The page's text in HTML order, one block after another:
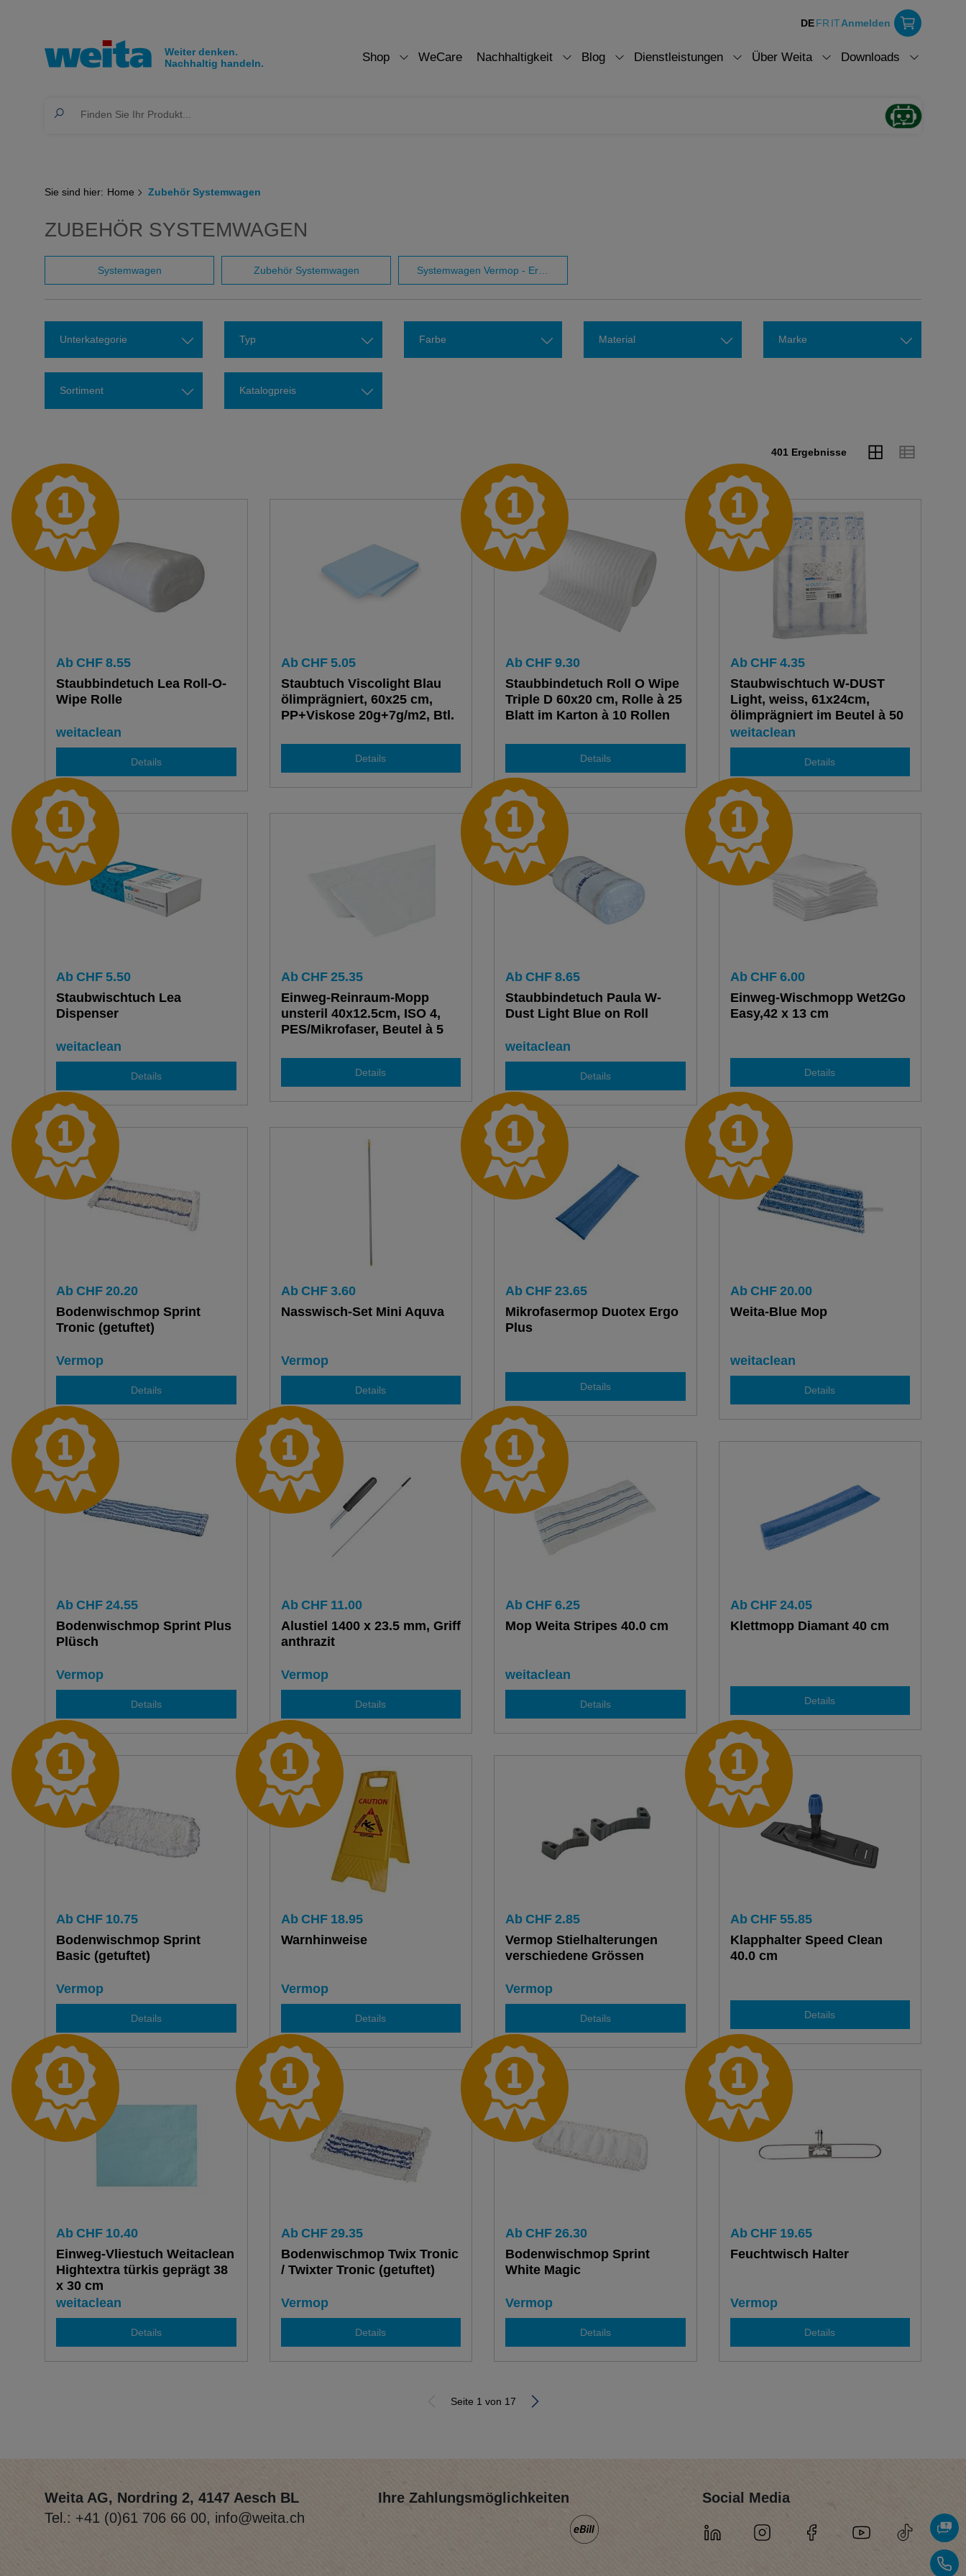
DEFR ITAnmelden
Shop WeCare Nachhaltigkeit Blog Dienstleistungen Über Weita Downloads
Sie sind hier: Home Zubehör Systemwagen
ZUBEHÖR SYSTEMWAGEN
Systemwagen Zubehör Systemwagen
Unterkategorie Typ Farbe Material Marke
Sortiment Katalogpreis
401 Ergebnisse
Ab CHF 8.55
Staubbindetuch Lea Roll-O-
Wipe Rolle
weitaclean
Details
Ab CHF 5.05
Staubtuch Viscolight Blau
ölimprägniert, 60x25 cm,
PP+Viskose 20g+7g/m2, Btl.
Details
Ab CHF 9.30
Staubbindetuch Roll O Wipe
Triple D 60x20 cm, Rolle à 25
Blatt im Karton à 10 Rollen
Details
Ab CHF 4.35
Staubwischtuch W-DUST
Light, weiss, 61x24cm,
ölimprägniert im Beutel à 50
Stück
weitaclean
Details
Ab CHF 5.50
Staubwischtuch Lea
Dispenser
weitaclean
Details
Ab CHF 25.35
Einweg-Reinraum-Mopp
unsteril 40x12.5cm, ISO 4,
PES/Mikrofaser, Beutel à 5
Details
Ab CHF 8.65
Staubbindetuch Paula W-
Dust Light Blue on Roll
weitaclean
Details
Ab CHF 6.00
Einweg-Wischmopp Wet2Go
Easy,42 x 13 cm
Details
Ab CHF 20.20
Bodenwischmop Sprint
Tronic (getuftet)
Vermop
Details
Ab CHF 3.60
Nasswisch-Set Mini Aquva
Vermop
Details
Ab CHF 23.65
Mikrofasermop Duotex Ergo
Plus
Details
Ab CHF 20.00
Weita-Blue Mop
weitaclean
Details
Ab CHF 24.55
Bodenwischmop Sprint Plus
Plüsch
Vermop
Details
Ab CHF 11.00
Alustiel 1400 x 23.5 mm, Griff
anthrazit
Vermop
Details
Ab CHF 6.25
Mop Weita Stripes 40.0 cm
weitaclean
Details
Ab CHF 24.05
Klettmopp Diamant 40 cm
Details
Ab CHF 10.75
Bodenwischmop Sprint
Basic (getuftet)
Vermop
Details
Ab CHF 18.95
Warnhinweise
Vermop
Details
Ab CHF 2.85
Vermop Stielhalterungen
verschiedene Grössen
Vermop
Details
Ab CHF 55.85
Klapphalter Speed Clean
40.0 cm
Details
Ab CHF 10.40
Einweg-Vliestuch Weitaclean
Hightextra türkis geprägt 38
x 30 cm
weitaclean
Details
Ab CHF 29.35
Bodenwischmop Twix Tronic
/ Twixter Tronic (getuftet)
Vermop
Details
Ab CHF 26.30
Bodenwischmop Sprint
White Magic
Vermop
Details
Ab CHF 19.65
Feuchtwisch Halter
Vermop
Details
Seite 1 von 17
Weita AG, Nordring 2, 4147 Aesch BL
Tel.: +41 (0)61 706 66 00, info@weita.ch
Ihre Zahlungsmöglichkeiten Social Media